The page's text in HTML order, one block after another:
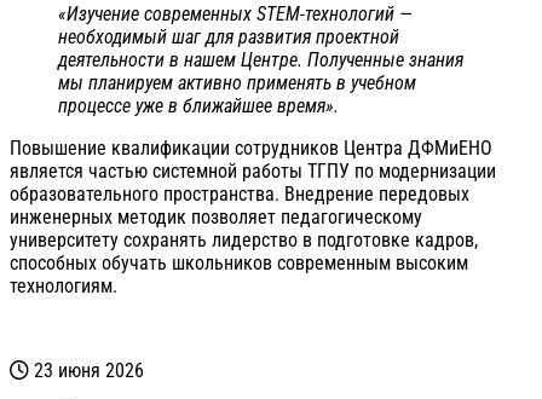
«Изучение современных STEM-технологий —
необходимый шаг для развития проектной
деятельности в нашем Центре. Полученные знания
мы планируем активно применять в учебном
процессе уже в ближайшее время».
Повышение квалификации сотрудников Центра ДФМиЕНО
является частью системной работы ТГПУ по модернизации
образовательного пространства. Внедрение передовых
инженерных методик позволяет педагогическому
университету сохранять лидерство в подготовке кадров,
способных обучать школьников современным высоким
технологиям.
23 июня 2026